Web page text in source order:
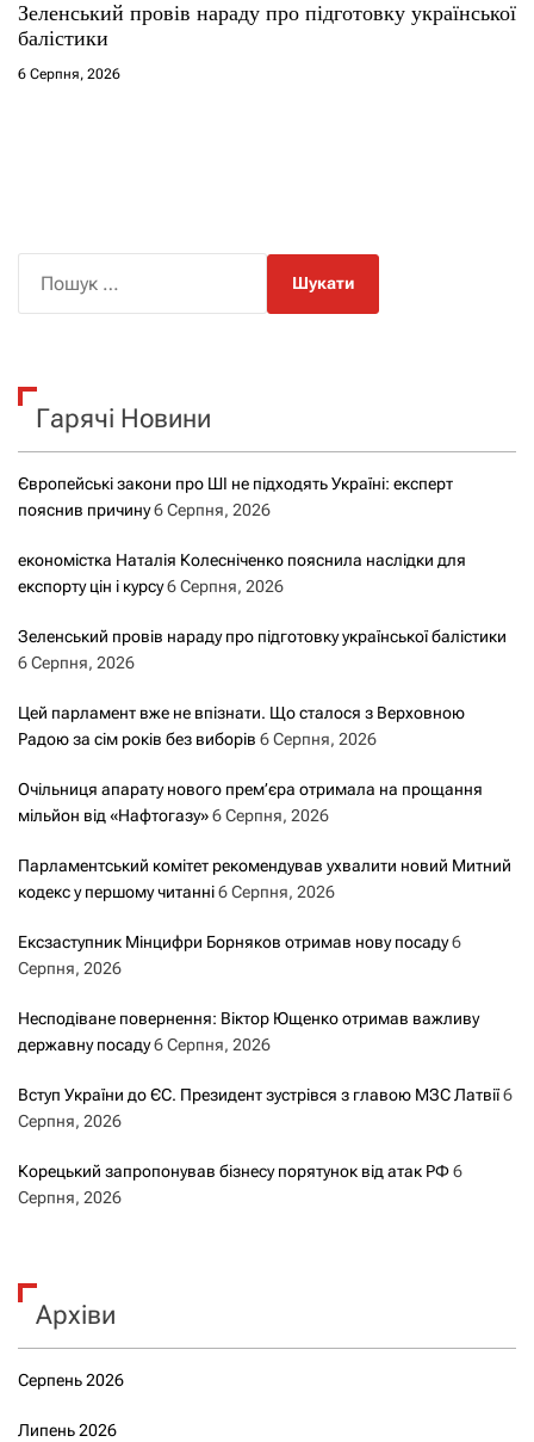
Зеленський провів нараду про підготовку української
балістики
6 Серпня, 2026
к
Гарячі Новини
Європейські закони про ШІ не підходять Україні: експерт
пояснив причину6 Серпня, 2026
економістка Наталія Колесніченко пояснила наслідки для
експорту цін і курсу6 Серпня, 2026
Зеленський провів нараду про підготовку української балістики
6 Серпня, 2026
Цей парламент вже не впізнати. Що сталося з Верховною
Радою за сім років без виборів 6 Серпня, 2026
Очільниця апарату нового прем’єра отримала на прощання
мільйон від «Нафтогазу»6 Серпня, 2026
Парламентський комітет рекомендував ухвалити новий Митний
кодекс у першому читанні6 Серпня, 2026
Ексзаступник Мінцифри Борняков отримав нову посаду6
Серпня, 2026
Несподіване повернення: Віктор Ющенко отримав важливу
державну посаду6 Серпня, 2026
Вступ України до ЄС. Президент зустрівся з главою МЗС Латвії6
Серпня, 2026
Корецький запропонував бізнесу порятунок від атак РФ6
Серпня, 2026
Архіви
Серпень 2026
Липень 2026